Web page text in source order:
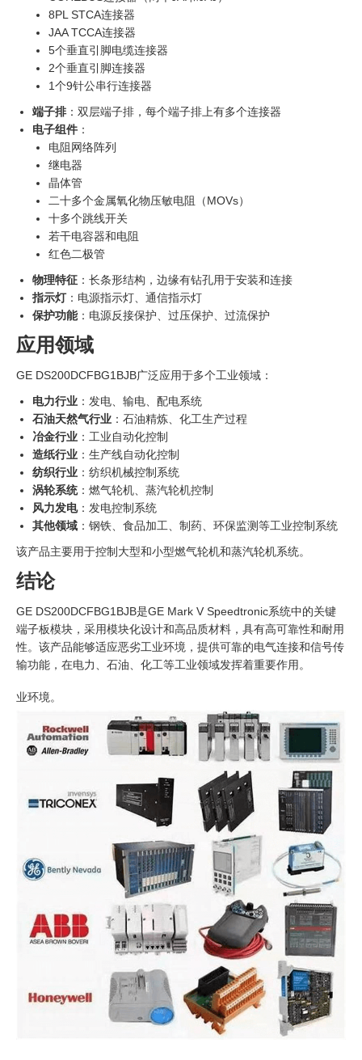
8PL STCA连接器
JAA TCCA连接器
5个垂直引脚电缆连接器
2个垂直引脚连接器
1个9针公串行连接器
端子排：双层端子排，每个端子排上有多个连接器
电子组件 ：
电阻网络阵列
继电器
晶体管
二十多个金属氧化物压敏电阻（MOVs）
十多个跳线开关
若干电容器和电阻
红色二极管
物理特征 ：长条形结构，边缘有钻孔用于安装和连接
指示灯：电源指示灯、通信指示灯
保护功能：电源反接保护、过压保护、过流保护
应用领域
GE DS200DCFBG1BJB广泛应用于多个工业领域：
电力行业 ：发电、输电、配电系统
石油天然气行业 ：石油精炼、化工生产过程
冶金行业 ：工业自动化控制
造纸行业 ：生产线自动化控制
纺织行业 ：纺织机械控制系统
涡轮系统：燃气轮机、蒸汽轮机控制
风力发电：发电控制系统
其他领域 ：钢铁、食品加工、制药、环保监测等工业控制系统
该产品主要用于控制大型和小型燃气轮机和蒸汽轮机系统。
结论
GE DS200DCFBG1BJB是GE Mark V Speedtronic系统中的关键
端子板模块，采用模块化设计和高品质材料，具有高可靠性和耐用
性。该产品能够适应恶劣工业环境，提供可靠的电气连接和信号传
输功能，在电力、石油、化工等工业领域发挥着重要作用。
业环境。